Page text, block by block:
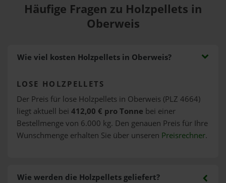
Häufige Fragen zu Holzpellets in
Oberweis
Wie viel kosten Holzpellets in Oberweis?
LOSE HOLZPELLETS
Der Preis für lose Holzpellets in Oberweis (PLZ 4664)
liegt aktuell bei 412,00 € pro Tonne bei einer
Bestellmenge von 6.000 kg. Den genauen Preis für Ihre
Wunschmenge erhalten Sie über unseren Preisrechner.
Wie werden die Holzpellets geliefert?